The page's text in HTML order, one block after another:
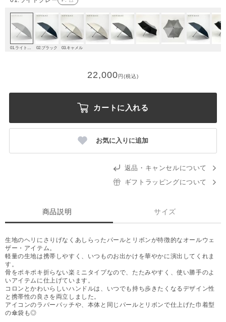
02.ブラック 03.キャメル
22,000円(税込)
カートに入れる
お気に入りに追加
返品・キャンセルについて
ギフトラッピングについて
商品説明 サイズ
生地のヘリにさりげなくあしらったパールとリボンが特徴的なオールウェ
ザー・アイテム。
軽量の生地は携帯しやすく、いつものお出かけを華やかに演出してくれま
す。
骨をポキポキ折らない楽ミニタイプなので、たたみやすく、使い勝手のよ
いアイテムに仕上げています。
コロンとかわいらしいハンドルは、いつでも持ち歩きたくなるデザイン性
と携帯性の良さを両立しました。
アイコンのラバーパッチや、本体と同じパールとリボンで仕上げた巾着型
の傘袋も◎